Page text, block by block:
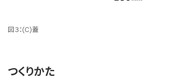
図３：(C)蓋
つくりかた